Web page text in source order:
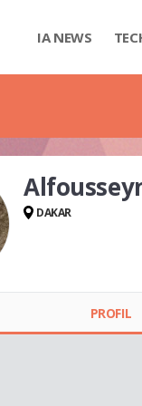
IA NEWS
DAKAR
PROFIL